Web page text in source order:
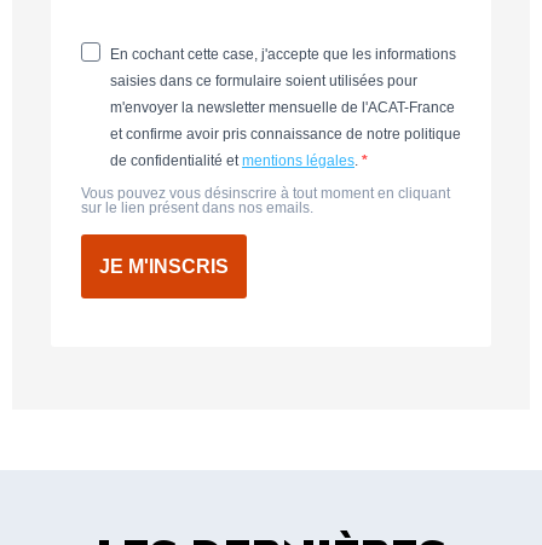
En cochant cette case, j'accepte que les informations
saisies dans ce formulaire soient utilisées pour
m'envoyer la newsletter mensuelle de l'ACAT-France
et confirme avoir pris connaissance de notre politique
de confidentialité et mentions légales
Vous pouvez vous désinscrire à tout moment en cliquant
sur le lien présent dans nos emails.
JE M'INSCRIS